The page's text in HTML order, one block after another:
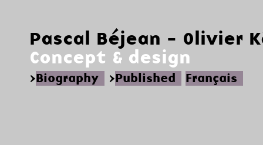
Pascal Béjean - Olivier
Concept & design
>Biography >Published Français